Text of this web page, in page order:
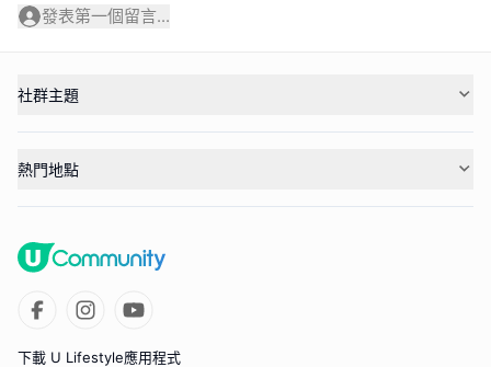
發表第一個留言...
社群主題
熱門地點
下載 U Lifestyle應用程式